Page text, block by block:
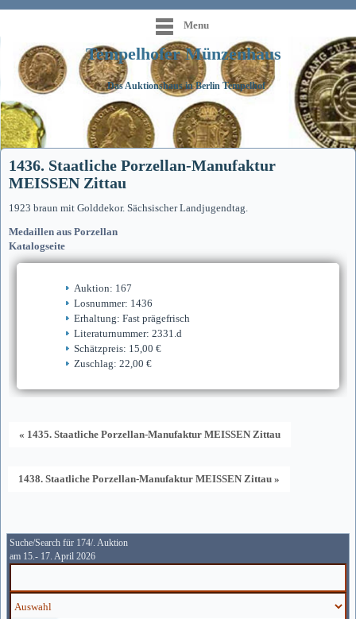
Menu
Tempelhofer Münzenhaus
Das Auktionshaus in Berlin Tempelhof
1436. Staatliche Porzellan-Manufaktur
MEISSEN Zittau
1923 braun mit Golddekor. Sächsischer Landjugendtag.
Medaillen aus Porzellan
Katalogseite
Auktion: 167
Losnummer: 1436
Erhaltung: Fast prägefrisch
Literaturnummer: 2331.d
Schätzpreis: 15,00 €
Zuschlag: 22,00 €
« 1435. Staatliche Porzellan-Manufaktur MEISSEN Zittau
1438. Staatliche Porzellan-Manufaktur MEISSEN Zittau »
Suche/Search für 174/. Auktion
am 15.- 17. April 2026